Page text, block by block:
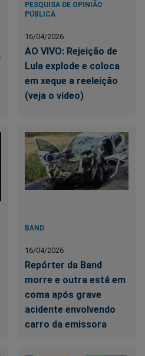
PESQUISA DE OPINIÃO
PÚBLICA
16/04/2026
AO VIVO: Rejeição de
Lula explode e coloca
em xeque a reeleição
(veja o vídeo)
BAND
16/04/2026
Repórter da Band
morre e outra está em
coma após grave
acidente envolvendo
carro da emissora